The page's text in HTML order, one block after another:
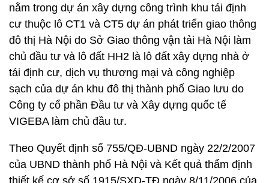
nằm trong dự án xây dựng công trình khu tái định
cư thuộc lô CT1 và CT5 dự án phát triển giao thông
đô thị Hà Nội do Sở Giao thông vận tải Hà Nội làm
chủ đầu tư và lô đất HH2 là lô đất xây dựng nhà ở
tái định cư, dịch vụ thương mại và công nghiệp
sạch của dự án khu đô thị thành phố Giao lưu do
Công ty cổ phần Đầu tư và Xây dựng quốc tế
VIGEBA làm chủ đầu tư.
Theo Quyết định số 755/QĐ-UBND ngày 22/2/2007
của UBND thành phố Hà Nội và Kết quả thẩm định
thiết kế cơ sở số 1915/SXD-TĐ ngày 8/11/2006 của